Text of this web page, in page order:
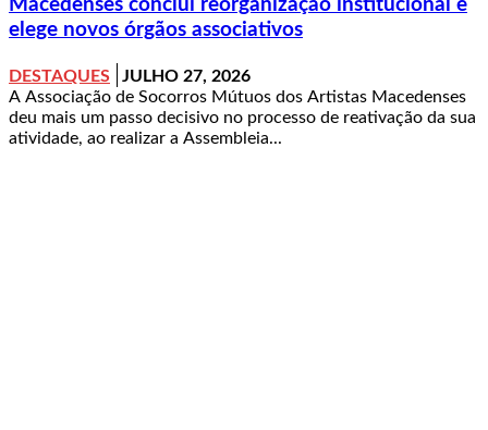
Macedenses conclui reorganização institucional e
elege novos órgãos associativos
DESTAQUES
JULHO 27, 2026
A Associação de Socorros Mútuos dos Artistas Macedenses
deu mais um passo decisivo no processo de reativação da sua
atividade, ao realizar a Assembleia...